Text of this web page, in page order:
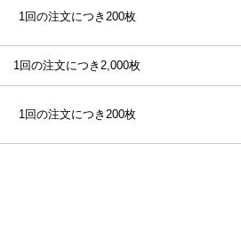
1回の注文につき200枚
1回の注文につき2,000枚
1回の注文につき200枚